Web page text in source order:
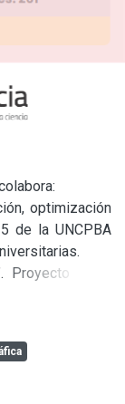
optimización
de la UNCPBA
ACyT
la Comisión de
de Buenos